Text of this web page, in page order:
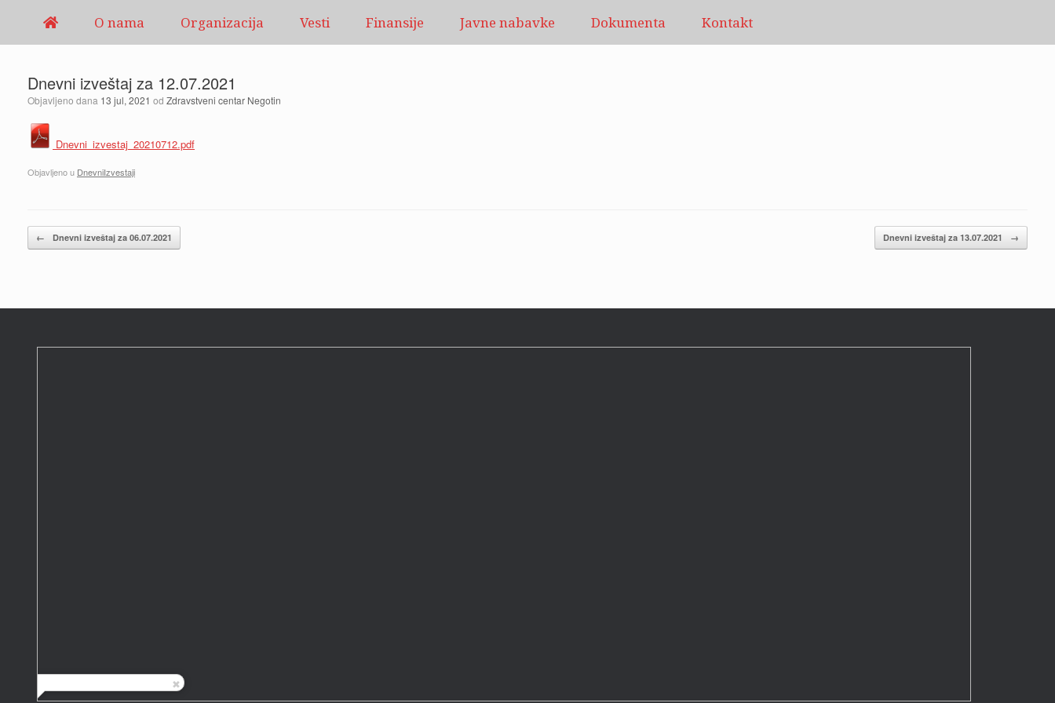
O nama Organizacija Vesti Finansije Javne nabavke Dokumenta Kontakt
Dnevni izveštaj za 12.07.2021
Objavljeno dana 13 jul, 2021 od Zdravstveni centar Negotin
Dnevni_izvestaj_20210712.pdf
Objavljeno u DnevniIzvestaji
Kretanje članaka
← Dnevni izveštaj za 06.07.2021 Dnevni izveštaj za 13.07.2021 →